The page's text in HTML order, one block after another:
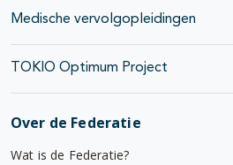
Medische vervolgopleidingen
TOKIO Optimum Project
Over de Federatie
Wat is de Federatie?